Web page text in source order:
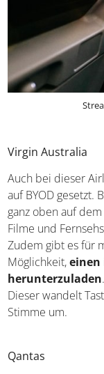
Virgin Australia
Auch bei dieser
auf BYOD gesetzt.
ganz oben auf
Filme und
Zudem gibt es für
Möglichkeit,
herunterzuladen
Dieser wandelt
Stimme um.
Qantas